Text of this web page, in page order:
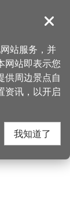
導覽
室 好室咖啡
室
关闭
站服务，并
网站即表示您
供周边景点自
资讯，以开启
我知道了